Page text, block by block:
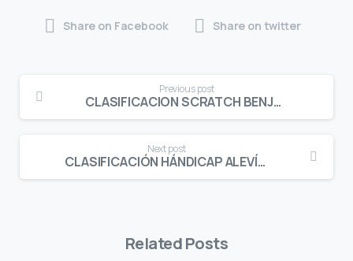
Share on Facebook Share on twitter
Reading
Previous post
CLASIFICACION SCRATCH BENJAMÍN MASCULINO PUNTUABLE G.P. C.G. COSTA BRAVA
Next post
CLASIFICACIÓN HÁNDICAP ALEVÍN MASCULINO PUNTUABLE G.P. C.G. COSTA BRAVA
Related Posts